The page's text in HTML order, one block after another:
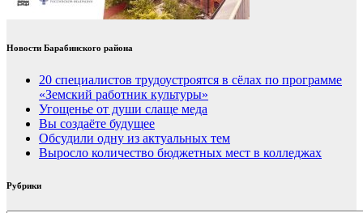
Новости Барабинского района
20 специалистов трудоустроятся в сёлах по программе
«Земский работник культуры»
Угощенье от души слаще меда
Вы создаёте будущее
Обсудили одну из актуальных тем
Выросло количество бюджетных мест в колледжах
Рубрики